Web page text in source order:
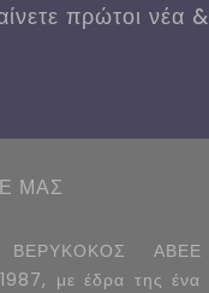
πρώτοι νέα
ΜΑΣ
ΒΕΡΥΚΟΚΟΣ ΑΒΕΕ
με έδρα της ένα